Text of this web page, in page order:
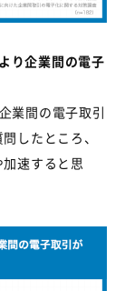
り企業間の電子
業間の電子取引
したところ、
加速すると思